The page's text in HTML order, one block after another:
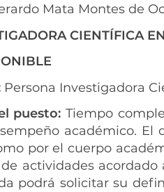
Mata Montes de
CIENTÍFICA
Persona Investigadora
puesto: Tiempo
académico. El
por el cuerpo
actividades
podrá solicitar su